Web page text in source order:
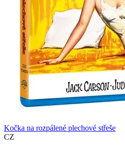
Kočka na rozpálené plechové střeše
CZ